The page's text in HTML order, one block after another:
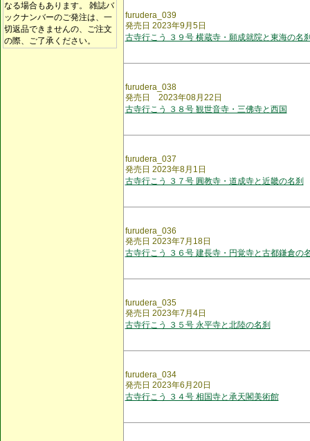
なる場合もあります。 雑誌バ
ックナンバーのご発注は、一
切返品できませんの、ご注文
の際、ご了承ください。
furudera_039
発売日 2023年9月5日
古寺行こう ３９号 横蔵寺・願成就院と東海の名
furudera_038
発売日 2023年08月22日
古寺行こう ３８号 観世音寺・三佛寺と西国
furudera_037
発売日 2023年8月1日
古寺行こう ３７号 圓教寺・道成寺と近畿の名刹
furudera_036
発売日 2023年7月18日
古寺行こう ３６号 建長寺・円覚寺と古都鎌倉の
furudera_035
発売日 2023年7月4日
古寺行こう ３５号 永平寺と北陸の名刹
furudera_034
発売日 2023年6月20日
古寺行こう ３４号 相国寺と承天閣美術館